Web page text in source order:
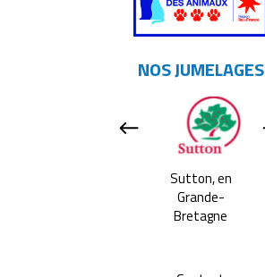
NOS JUMELAGES
Sutton, en
Grande-
Bretagne